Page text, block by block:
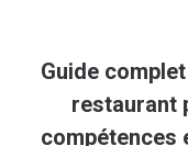
Guide
restaurant
compétences